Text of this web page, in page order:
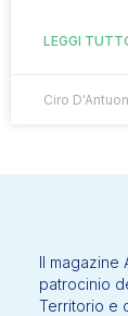
LEGGI
Ciro
Il magazine
patrocinio
Territorio e